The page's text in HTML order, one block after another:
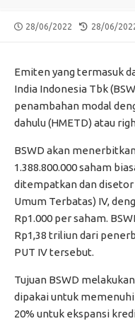
PUBLISHED
28/06/2022
LAST
28/06/
Emiten yang termasuk
India Indonesia Tbk
penambahan modal
dahulu (HMETD) atau
BSWD akan
1.388.800.000 saham
ditempatkan dan
Umum Terbatas) IV,
Rp1.000 per saham.
Rp1,38 triliun dari
PUT IV tersebut.
Tujuan BSWD
dipakai untuk
20% untuk ekspansi